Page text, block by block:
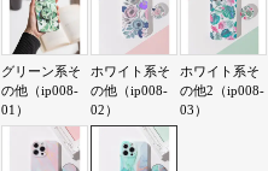
グリーン系そ
の他（ip008-
01）
ホワイト系そ
の他（ip008-
02）
ホワイト系そ
の他2（ip008-
03）